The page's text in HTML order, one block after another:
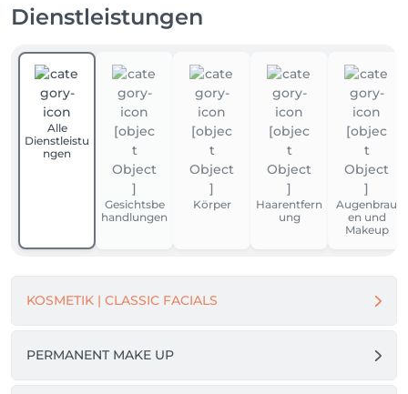
Dienstleistungen
Alle
Dienstleistu
ngen
Gesichtsbe
handlungen
Körper
Haarentfern
ung
Augenbrau
en und
Makeup
KOSMETIK | CLASSIC FACIALS
PERMANENT MAKE UP